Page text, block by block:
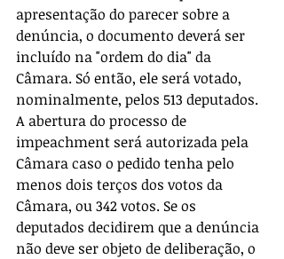
apresentação do parecer sobre a
denúncia, o documento deverá ser
incluído na "ordem do dia" da
Câmara. Só então, ele será votado,
nominalmente, pelos 513 deputados.
A abertura do processo de
impeachment será autorizada pela
Câmara caso o pedido tenha pelo
menos dois terços dos votos da
Câmara, ou 342 votos. Se os
deputados decidirem que a denúncia
não deve ser objeto de deliberação, o